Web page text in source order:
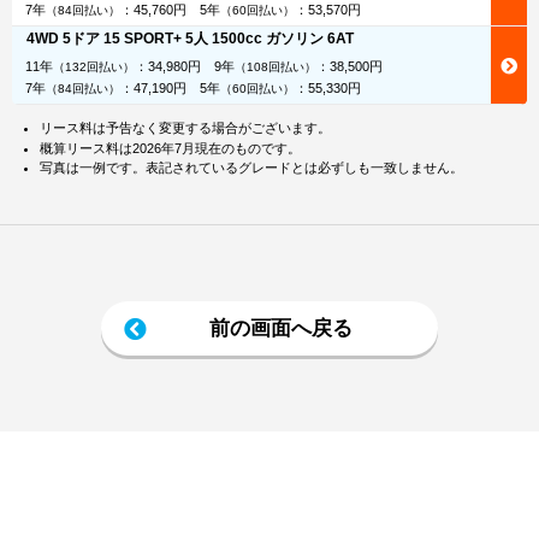
7年（84回払い） ： 45,760円 5年（60回払い） ： 53,570円
4WD 5ドア 15 SPORT+ 5人 1500cc ガソリン 6AT
11年（132回払い） ： 34,980円 9年（108回払い） ： 38,500円
7年（84回払い） ： 47,190円 5年（60回払い） ： 55,330円
リース料は予告なく変更する場合がございます。
概算リース料は2026年7月現在のものです。
写真は一例です。表記されているグレードとは必ずしも一致しません。
前の画面へ戻る